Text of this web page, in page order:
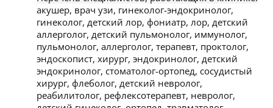
акушер, врач узи, гинеколог-эндокринолог,
гинеколог, детский лор, фониатр, лор, детский
аллерголог, детский пульмонолог, иммунолог,
пульмонолог, аллерголог, терапевт, проктолог,
эндоскопист, хирург, эндокринолог, детский
эндокринолог, стоматолог-ортопед, сосудистый
хирург, флеболог, детский невролог,
реабилитолог, рефлексотерапевт, невролог,